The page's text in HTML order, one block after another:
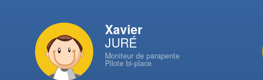
Xavier
JURÉ
Moniteur de parapente
Pilote bi-place